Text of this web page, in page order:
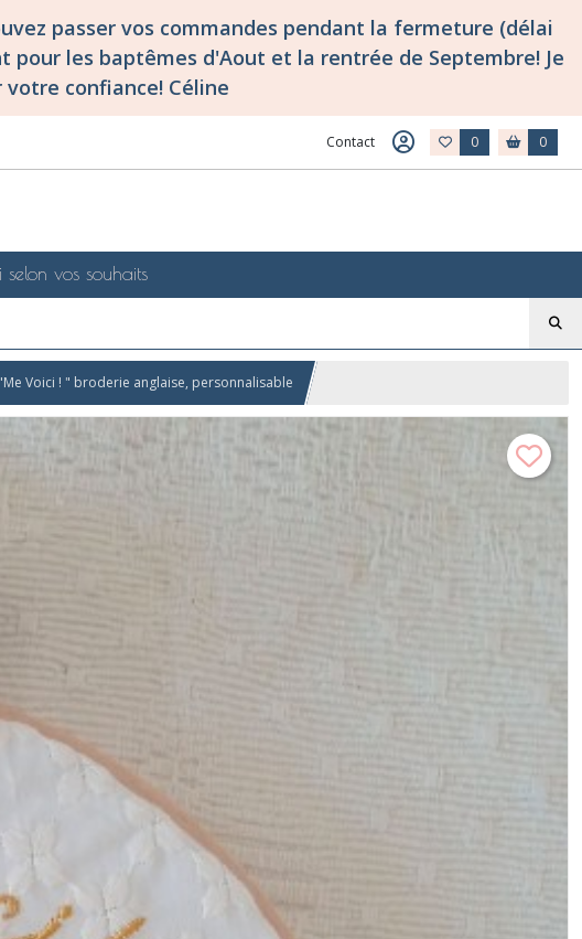
passer vos commandes pendant la fermeture (délai
pour les baptêmes d'Aout et la rentrée de Septembre! Je
confiance! Céline
Contact 0 0
vos souhaits
Voici ! " broderie anglaise, personnalisable